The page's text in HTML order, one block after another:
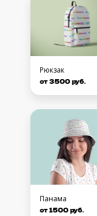
Рюкзак
от 3500 руб.
Панама
от 1500 руб.